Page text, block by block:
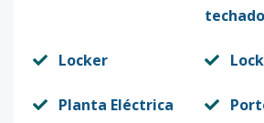
techado
Locker
Planta Eléctrica